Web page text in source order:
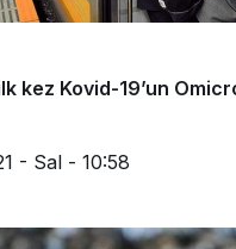
kez Kovid-19’un
- Sal - 10:58